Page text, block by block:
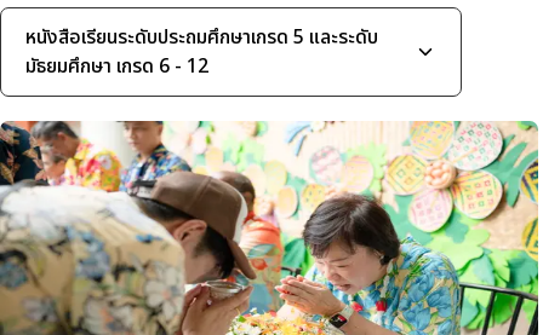
หนังสือเรียนระดับประถมศึกษาเกรด 5 และระดับ
มัธยมศึกษา เกรด 6 - 12